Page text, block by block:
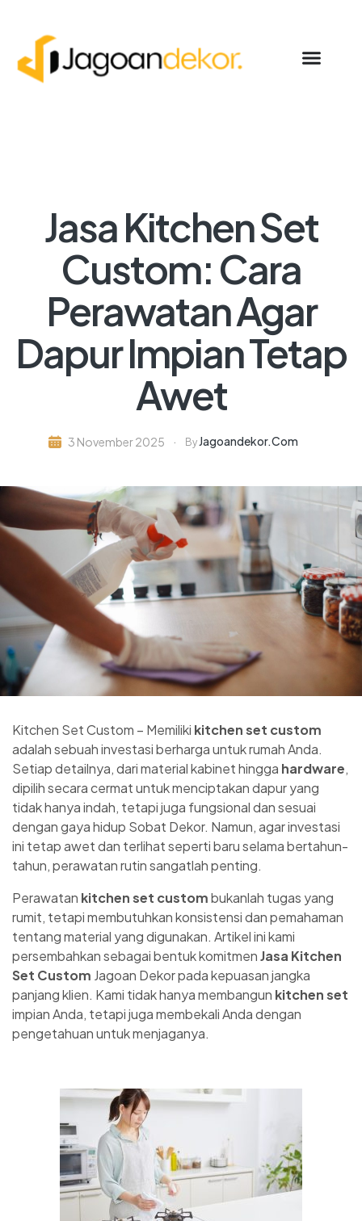
Jasa Kitchen Set
Custom: Cara
Perawatan Agar
Dapur Impian Tetap
Awet
3 November 2025 By Jagoandekor.com
Kitchen Set Custom – Memiliki kitchen set custom
adalah sebuah investasi berharga untuk rumah Anda.
Setiap detailnya, dari material kabinet hingga hardware,
dipilih secara cermat untuk menciptakan dapur yang
tidak hanya indah, tetapi juga fungsional dan sesuai
dengan gaya hidup Sobat Dekor. Namun, agar investasi
ini tetap awet dan terlihat seperti baru selama bertahun-
tahun, perawatan rutin sangatlah penting.
Perawatan kitchen set custombukanlah tugas yang
rumit, tetapi membutuhkan konsistensi dan pemahaman
tentang material yang digunakan. Artikel ini kami
persembahkan sebagai bentuk komitmenJasa Kitchen
Set Custom Jagoan Dekor pada kepuasan jangka
panjang klien. Kami tidak hanya membangun kitchen set
impian Anda, tetapi juga membekali Anda dengan
pengetahuan untuk menjaganya.